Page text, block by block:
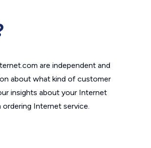
are independent and
about what kind of customer
insights about your Internet
Internet service.